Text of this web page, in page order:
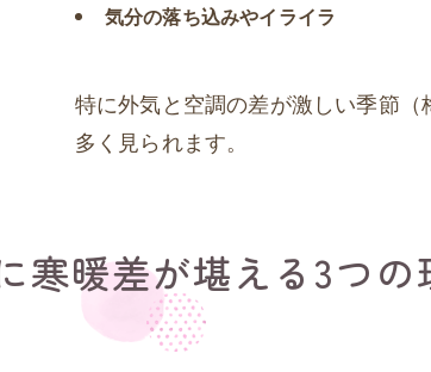
気分の落ち込みやイライラ
特に外気と空調の差が激しい季節（
多く見られます。
寒暖差が堪える3つの